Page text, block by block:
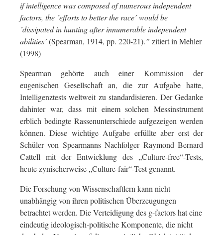
if intelligence was composed of numerous independent
factors, the ´efforts to better the race´ would be
´dissipated in hunting after innumerable independent
abilities´(Spearman, 1914, pp. 220-21).” zitiert in Mehler
(1998)
Spearman gehörte auch einer Kommission der
eugenischen Gesellschaft an, die zur Aufgabe hatte,
Intelligenztests weltweit zu standardisieren. Der Gedanke
dahinter war, dass mit einem solchen Messinstrument
erblich bedingte Rassenunterschiede aufgezeigen werden
können. Diese wichtige Aufgabe erfüllte aber erst der
Schüler von Spearmanns Nachfolger Raymond Bernard
Cattell mit der Entwicklung des „Culture-free“-Tests,
heute zynischerweise „Culture-fair“-Test genannt.
Die Forschung von Wissenschaftlern kann nicht
unabhängig von ihren politischen Überzeugungen
betrachtet werden. Die Verteidigung des g-factors hat eine
eindeutig ideologisch-politische Komponente, die nicht